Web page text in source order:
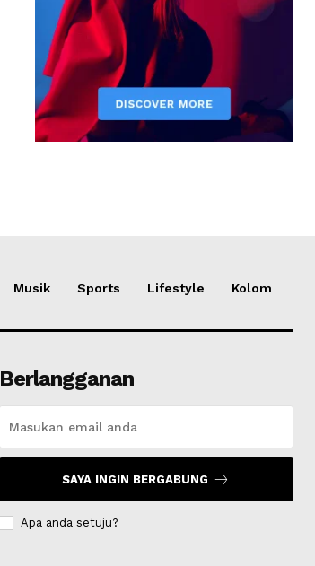
Musik Sports Lifestyle Kolom
Berlangganan
SAYA INGIN BERGABUNG
Apa anda setuju?